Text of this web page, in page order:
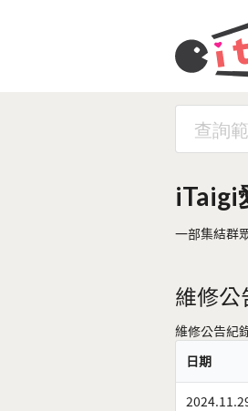
iTaigi
一部集結群
維修公
維修公告紀
日期